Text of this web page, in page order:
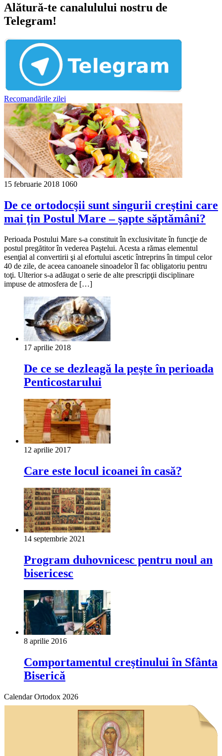
Alătură-te canalulului nostru de
Telegram!
Recomandările zilei
15 februarie 2018 1060
De ce ortodocşii sunt singurii creştini care
mai ţin Postul Mare – şapte săptămâni?
Perioada Postului Mare s-a con­stituit în exclusivitate în funcţie de
postul pregătitor în vederea Paştelui. Acesta a rămas elementul
esenţial al convertirii şi al efortului ascetic în­treprins în timpul celor
40 de zile, de aceea canoanele sinoadelor îl fac obligatoriu pentru
toţi. Ulterior s-a adăugat o serie de alte prescripţii disciplinare
impuse de atmosfera de […]
17 aprilie 2018
De ce se dezleagă la peşte în perioada
Penticostarului
12 aprilie 2017
Care este locul icoanei în casă?
14 septembrie 2021
Program duhovnicesc pentru noul an
bisericesc
8 aprilie 2016
Comportamentul creştinului în Sfânta
Biserică
Calendar Ortodox 2026